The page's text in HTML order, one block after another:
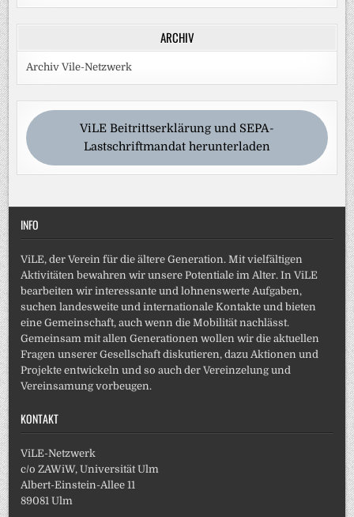
ARCHIV
Archiv Vile-Netzwerk
ViLE Beitrittserklärung und SEPA-
Lastschriftmandat herunterladen
INFO
ViLE, der Verein für die ältere Generation. Mit vielfältigen
Aktivitäten bewahren wir unsere Potentiale im Alter. In ViLE
bearbeiten wir interessante und lohnenswerte Aufgaben,
suchen landesweite und internationale Kontakte und bieten
eine Gemeinschaft, auch wenn die Mobilität nachlässt.
Gemeinsam mit allen Generationen wollen wir die aktuellen
Fragen unserer Gesellschaft diskutieren, dazu Aktionen und
Projekte entwickeln und so auch der Vereinzelung und
Vereinsamung vorbeugen.
KONTAKT
ViLE-Netzwerk
c/o ZAWiW, Universität Ulm
Albert-Einstein-Allee 11
89081 Ulm